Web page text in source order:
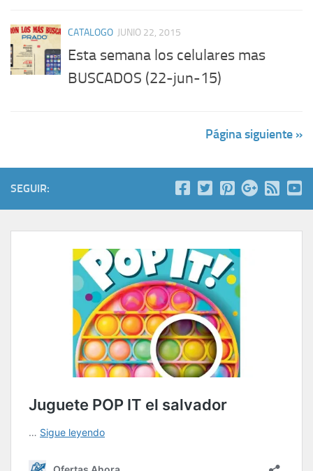
CATALOGO JUNIO 22, 2015
Esta semana los celulares mas
BUSCADOS (22-jun-15)
Página siguiente »
SEGUIR: